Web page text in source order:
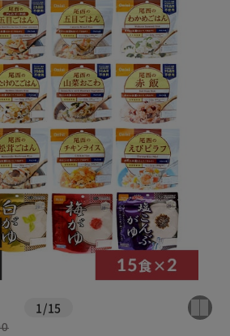
1 /15
い
る 購入手続きへ